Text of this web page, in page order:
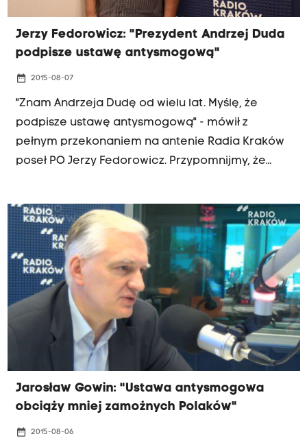
Jerzy Fedorowicz: "Prezydent Andrzej Duda
podpisze ustawę antysmogową"
date_range 2015-08-07
"Znam Andrzeja Dudę od wielu lat. Myślę, że
podpisze ustawę antysmogową" - mówił z
pełnym przekonaniem na antenie Radia Kraków
poseł PO Jerzy Fedorowicz. Przypomnijmy, że
głosowała tylko jedna posłanka tej partii -
Barbara Bubula z Krakowa. Ustawa daje
samorządom prawo do decydowania, jakim
paliwem ogrzewane będą domy na ich terenie.
Jarosław Gowin: "Ustawa antysmogowa
obciąży mniej zamożnych Polaków"
date_range 2015-08-06